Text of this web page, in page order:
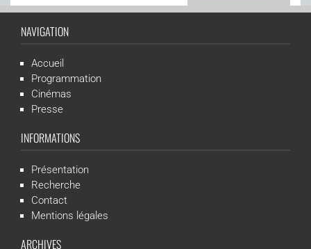
NAVIGATION
Accueil
Programmation
Cinémas
Presse
INFORMATIONS
Présentation
Recherche
Contact
Mentions légales
ARCHIVES